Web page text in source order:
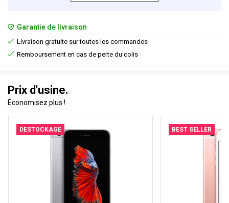
Garantie de livraison
Livraison gratuite sur toutes les commandes
Remboursement en cas de perte du colis
Prix d'usine.
Économisez plus !
DESTOCKAGE BEST SELLER